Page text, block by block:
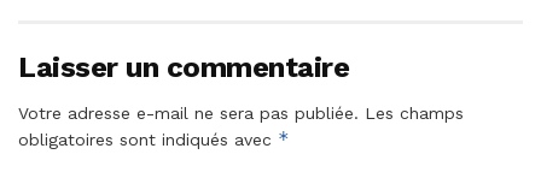
Laisser un commentaire
Votre adresse e-mail ne sera pas publiée. Les champs
obligatoires sont indiqués avec *